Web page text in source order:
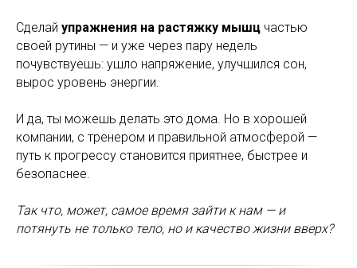
Сделай упражнения на растяжку мышц частью
своей рутины — и уже через пару недель
почувствуешь: ушло напряжение, улучшился сон,
вырос уровень энергии.
И да, ты можешь делать это дома. Но в хорошей
компании, с тренером и правильной атмосферой —
путь к прогрессу становится приятнее, быстрее и
безопаснее.
Так что, может, самое время зайти к нам — и
потянуть не только тело, но и качество жизни вверх?